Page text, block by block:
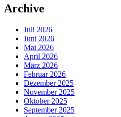
Archive
Juli 2026
Juni 2026
Mai 2026
April 2026
März 2026
Februar 2026
Dezember 2025
November 2025
Oktober 2025
September 2025